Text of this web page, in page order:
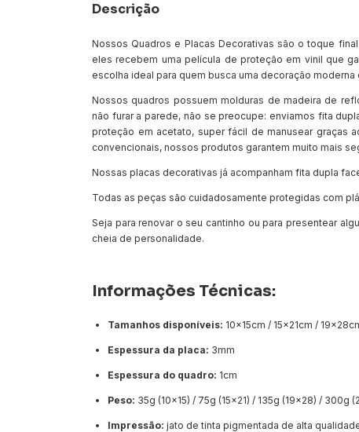
Descrição
Nossos Quadros e Placas Decorativas são o toque
eles recebem uma película de proteção em vinil que
escolha ideal para quem busca uma decoração
Nossos quadros possuem molduras de madeira de
não furar a parede, não se preocupe: enviamos fita
proteção em acetato, super fácil de manusear graças
convencionais, nossos produtos garantem muito mais
Nossas placas decorativas já acompanham fita dupla
Todas as peças são cuidadosamente protegidas com
Seja para renovar o seu cantinho ou para presentear
cheia de personalidade.
Informações Técnicas:
Tamanhos disponíveis: 10x15cm / 15x21cm /
Espessura da placa: 3mm
Espessura do quadro: 1cm
Peso: 35g (10x15) / 75g (15x21) / 135g (19x28) / 300g
Impressão: jato de tinta pigmentada de alta